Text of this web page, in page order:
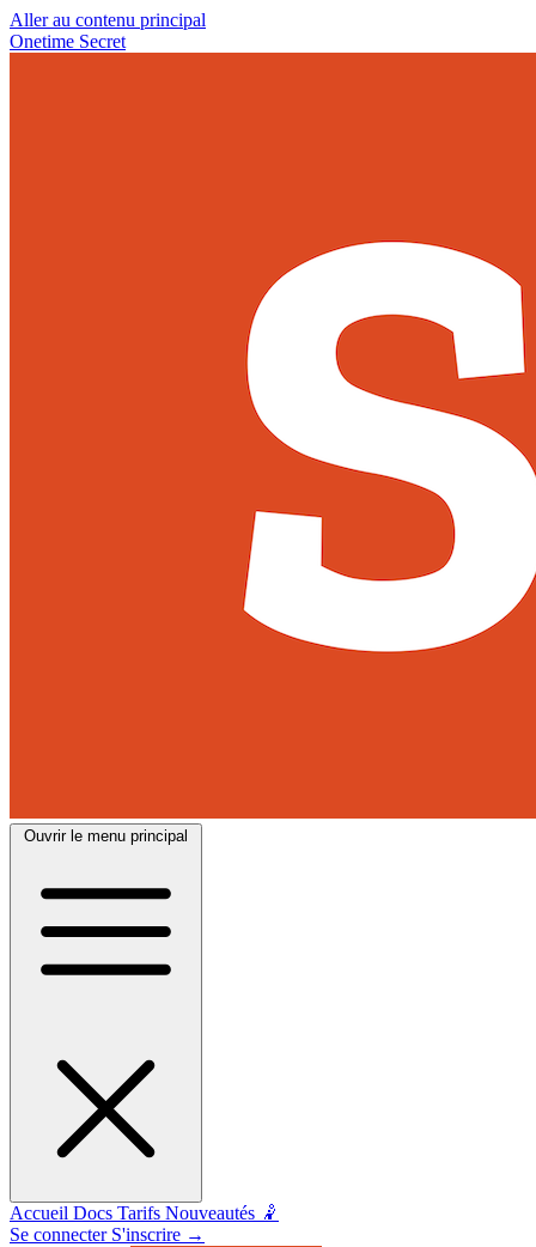
Aller au contenu principal
Onetime Secret
Ouvrir le menu principal
Accueil Docs Tarifs Nouveautés 🤾
Se connecter S'inscrire →